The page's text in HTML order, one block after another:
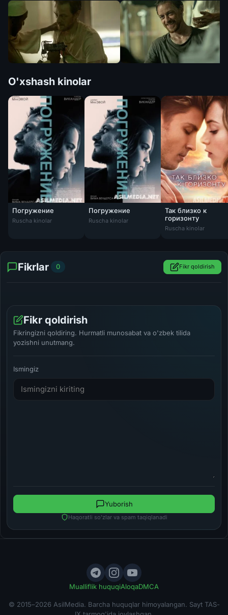
O'xshash kinolar
Погружение
Ruscha kinolar
Погружение
Ruscha kinolar
Так близко к
горизонту
Так близко к
Ruscha kinolar
Fikrlar 0 Fikr qoldirish
Fikr qoldirish
Fikringizni qoldiring. Hurmatli munosabat va o'zbek tilida
yozishni unutmang.
Ismingiz
Haqoratli so'zlar va spam taqiqlanadi
Yuborish
Mualliflik huquqiAloqaDMCA
© 2015–2026 AsilMedia. Barcha huquqlar himoyalangan. Sayt TAS-